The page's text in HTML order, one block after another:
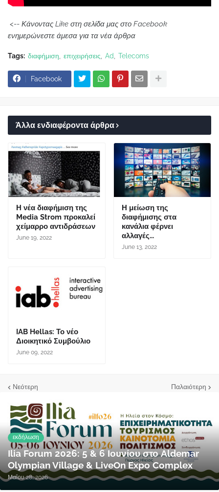
<-- Κάνοντας Like στη σελίδα μας στο Facebook
ενημερώνεστε άμεσα για τα νέα άρθρα
Tags: διαφήμιση επιχειρήσεις Ad Telecoms
Facebook
Άλλα ενδιαφέροντα άρθρα
Η νέα διαφήμιση της
Media Strom προκαλεί
χείμαρρο αντιδράσεων
June 19, 2022
Η μείωση της
διαφήμισης στα
κανάλια φέρνει
αλλαγές...
June 13, 2022
IAB Hellas: Το νέο
Διοικητικό Συμβούλιο
June 09, 2022
Νεότερη Παλαιότερη
εκδήλωση
Ilia Forum 2026: 5 & 6 Ιουνίου στο Aldemar
Olympian Village & LiveOn Expo Complex
Μαΐου 28, 2026